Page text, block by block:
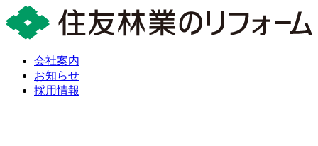
会社案内
お知らせ
採用情報